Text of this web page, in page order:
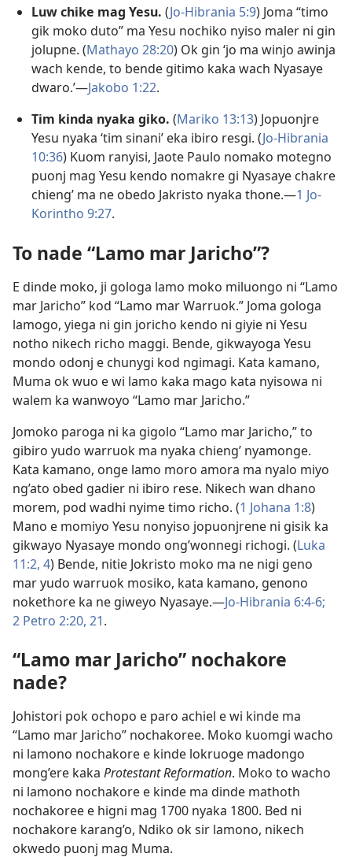
Luw chike mag Yesu. (Jo-Hibrania 5:9) Joma “timo
gik moko duto” ma Yesu nochiko nyiso maler ni gin
jolupne. (Mathayo 28:20) Ok gin ‘jo ma winjo awinja
wach kende, to bende gitimo kaka wach Nyasaye
dwaro.’​—Jakobo 1:22.
Tim kinda nyaka giko. (Mariko 13:13) Jopuonjre
Yesu nyaka ‘tim sinani’ eka ibiro resgi. (Jo-Hibrania
10:36) Kuom ranyisi, Jaote Paulo nomako motegno
puonj mag Yesu kendo nomakre gi Nyasaye chakre
chieng’ ma ne obedo Jakristo nyaka thone.​—1 Jo-
Korintho 9:27.
To nade “Lamo mar Jaricho”?
E dinde moko, ji gologa lamo moko miluongo ni “Lamo
mar Jaricho” kod “Lamo mar Warruok.” Joma gologa
lamogo, yiega ni gin joricho kendo ni giyie ni Yesu
notho nikech richo maggi. Bende, gikwayoga Yesu
mondo odonj e chunygi kod ngimagi. Kata kamano,
Muma ok wuo e wi lamo kaka mago kata nyisowa ni
walem ka wanwoyo “Lamo mar Jaricho.”
Jomoko paroga ni ka gigolo “Lamo mar Jaricho,” to
gibiro yudo warruok ma nyaka chieng’ nyamonge.
Kata kamano, onge lamo moro amora ma nyalo miyo
ng’ato obed gadier ni ibiro rese. Nikech wan dhano
morem, pod wadhi nyime timo richo. (1 Johana 1:8)
Mano e momiyo Yesu nonyiso jopuonjrene ni gisik ka
gikwayo Nyasaye mondo ong’wonnegi richogi. (Luka
11:2, 4) Bende, nitie Jokristo moko ma ne nigi geno
mar yudo warruok mosiko, kata kamano, genono
nokethore ka ne giweyo Nyasaye.​—Jo-Hibrania 6:4-6;
2 Petro 2:20, 21.
“Lamo mar Jaricho” nochakore
nade?
Johistori pok ochopo e paro achiel e wi kinde ma
“Lamo mar Jaricho” nochakoree. Moko kuomgi wacho
ni lamono nochakore e kinde lokruoge madongo
mong’ere kaka Protestant Reformation. Moko to wacho
ni lamono nochakore e kinde ma dinde mathoth
nochakoree e higni mag 1700 nyaka 1800. Bed ni
nochakore karang’o, Ndiko ok sir lamono, nikech
okwedo puonj mag Muma.